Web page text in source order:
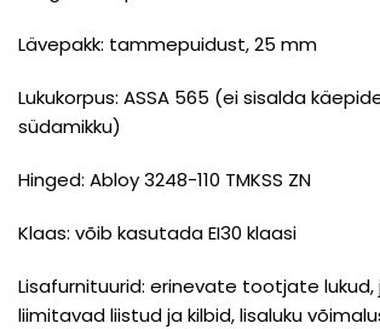
Lävepakk: tammepuidust, 25 mm
Lukukorpus: ASSA 565 (ei sisalda
südamikku)
Hinged: Abloy 3248-110 TMKSS ZN
Klaas: võib kasutada EI30 klaasi
Lisafurnituurid: erinevate tootjate lukud,
liimitavad liistud ja kilbid, lisaluku